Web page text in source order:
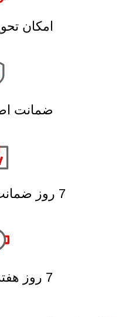
امکان
ضمانت
7 روز ضمانت بازگشت کالا
7 روز هفته، 24 ساعته